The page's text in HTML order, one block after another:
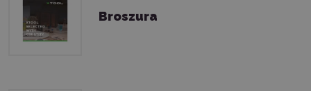
Broszura